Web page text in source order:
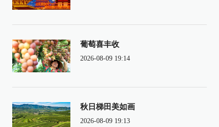
葡萄喜丰收
2026-08-09 19:14
秋日梯田美如画
2026-08-09 19:13